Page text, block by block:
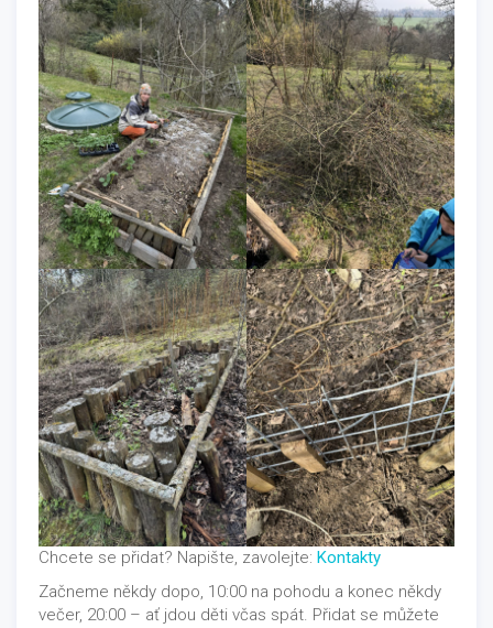
Chcete se přidat? Napište, zavolejte: Kontakty
Začneme někdy dopo, 10:00 na pohodu a konec někdy
večer, 20:00 – ať jdou děti včas spát. Přidat se můžete